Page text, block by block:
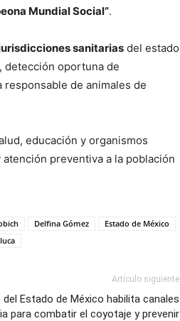
Mundial Social”.
sanitarias del estado
detección oportuna de
de animales de
educación y organismos
preventiva a la población
Delfina Gómez
Estado de México
Artículo siguiente
del Estado de México habilita canales
para combatir el coyotaje y prevenir